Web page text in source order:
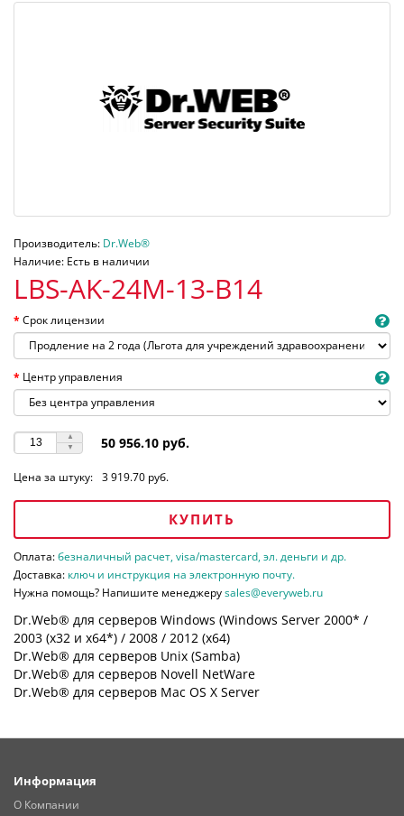
Производитель: Dr.Web®
Наличие: Есть в наличии
LBS-AK-24M-13-B14
Срок лицензии
Центр управления
50 956.10 руб.
Цена за штуку: 3 919.70 руб.
КУПИТЬ
Оплата:безналичный расчет, visa/mastercard, эл. деньги и др.
Доставка: ключ и инструкция на электронную почту.
Нужна помощь? Напишите менеджеруsales@everyweb.ru
Dr.Web® для серверов Windows (Windows Server 2000* /
2003 (х32 и х64*) / 2008 / 2012 (х64)
Dr.Web® для серверов Unix (Samba)
Dr.Web® для серверов Novell NetWare
Dr.Web® для серверов Mac OS X Server
Информация
О Компании